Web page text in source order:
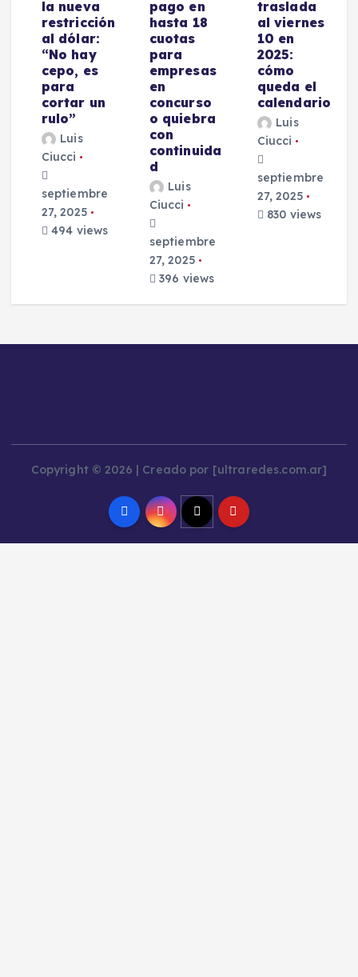
la nueva
restricción
al dólar:
“No hay
cepo, es
para
cortar un
rulo”
Luis
Ciucci
septiembre
27, 2025
494 views
pago en
hasta 18
cuotas
para
empresas
en
concurso
o quiebra
con
continuida
d
Luis
Ciucci
septiembre
27, 2025
396 views
traslada
al viernes
10 en
2025:
cómo
queda el
calendario
Luis
Ciucci
septiembre
27, 2025
830 views
Copyright © 2026 | Creado por [ultraredes.com.ar]